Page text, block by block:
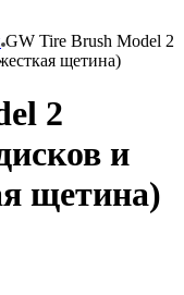
GW Tire Brush Model 2
щетина)
2
и
щетина)